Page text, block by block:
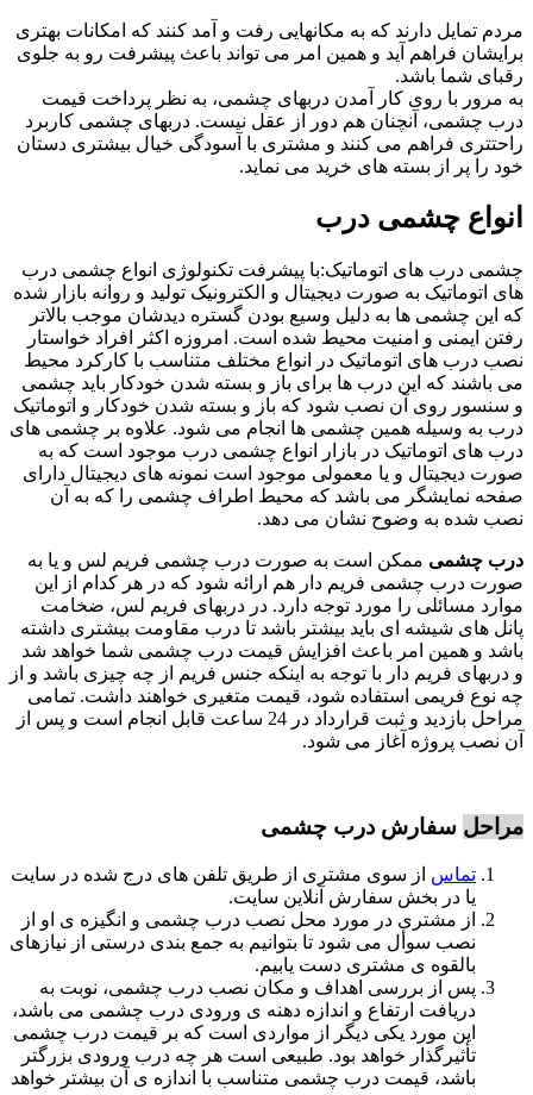
مردم تمایل دارند که به مکانهایی رفت و آمد کنند که امکانات بهتری
برایشان فراهم آید و همین امر می تواند باعث پیشرفت رو به جلوی
رقبای شما باشد.
به مرور با روی کار آمدن دربهای چشمی، به نظر پرداخت قیمت
درب چشمی، آنچنان هم دور از عقل نیست. دربهای چشمی کاربرد
راحتتری فراهم می کنند و مشتری با آسودگی خیال بیشتری دستان
خود را پر از بسته های خرید می نماید.
انواع چشمی درب
چشمی درب های اتوماتیک:با پیشرفت تکنولوژی انواع چشمی درب
های اتوماتیک به صورت دیجیتال و الکترونیک تولید و روانه بازار شده
که این چشمی ها به دلیل وسیع بودن گستره دیدشان موجب بالاتر
رفتن ایمنی و امنیت محیط شده است. امروزه اکثر افراد خواستار
نصب درب های اتوماتیک در انواع مختلف متناسب با کارکرد محیط
می باشند که این درب ها برای باز و بسته شدن خودکار باید چشمی
و سنسور روی آن نصب شود که باز و بسته شدن خودکار و اتوماتیک
درب به وسیله همین چشمی ها انجام می شود. علاوه بر چشمی های
درب های اتوماتیک در بازار انواع چشمی درب موجود است که به
صورت دیجیتال و یا معمولی موجود است نمونه های دیجیتال دارای
صفحه نمایشگر می باشد که محیط اطراف چشمی را که به آن
نصب شده به وضوح نشان می دهد.
درب چشمی ممکن است به صورت درب چشمی فریم لس و یا به
صورت درب چشمی فریم دار هم ارائه شود که در هر کدام از این
موارد مسائلی را مورد توجه دارد. در دربهای فریم لس، ضخامت
پانل های شیشه ای باید بیشتر باشد تا درب مقاومت بیشتری داشته
باشد و همین امر باعث افزایش قیمت درب چشمی شما خواهد شد
و دربهای فریم دار با توجه به اینکه جنس فریم از چه چیزی باشد و از
چه نوع فریمی استفاده شود، قیمت متغیری خواهند داشت. تمامی
مراحل بازدید و ثبت قرارداد در 24 ساعت قابل انجام است و پس از
آن نصب پروژه آغاز می شود.
مراحل سفارش درب چشمی
تماس از سوی مشتری از طریق تلفن های درج شده در سایت
یا در بخش سفارش آنلاین سایت.
از مشتری در مورد محل نصب درب چشمی و انگیزه ی او از
نصب سوأل می شود تا بتوانیم به جمع بندی درستی از نیازهای
بالقوه ی مشتری دست یابیم.
پس از بررسی اهداف و مکان نصب درب چشمی، نوبت به
دریافت ارتفاع و اندازه دهنه ی ورودی درب چشمی می باشد،
این مورد یکی دیگر از مواردی است که بر قیمت درب چشمی
تأثیرگذار خواهد بود. طبیعی است هر چه درب ورودی بزرگتر
باشد، قیمت درب چشمی متناسب با اندازه ی آن بیشتر خواهد